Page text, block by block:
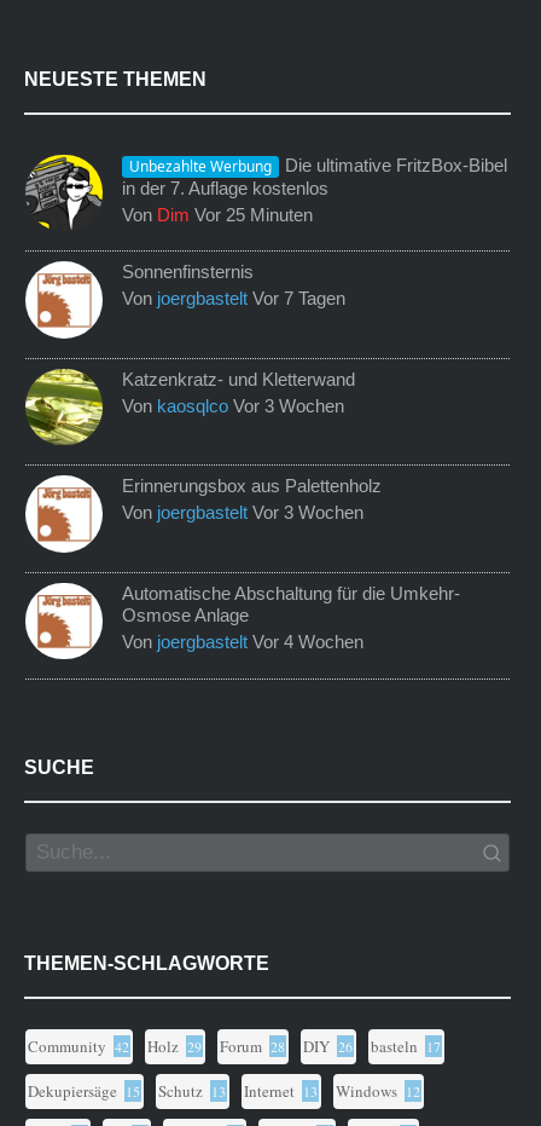
NEUESTE THEMEN
Unbezahlte Werbung
Die ultimative FritzBox-Bibel
in der 7. Auflage kostenlos
Von Dim Vor 25 Minuten
Sonnenfinsternis
Von joergbastelt Vor 7 Tagen
Katzenkratz- und Kletterwand
Von kaosqlco Vor 3 Wochen
Erinnerungsbox aus Palettenholz
Von joergbastelt Vor 3 Wochen
Automatische Abschaltung für die Umkehr-
Osmose Anlage
Von joergbastelt Vor 4 Wochen
SUCHE
THEMEN-SCHLAGWORTE
Community 42 Holz 29 Forum 28 DIY 26 basteln 17
Dekupiersäge 15 Schutz 13 Internet 13 Windows 12